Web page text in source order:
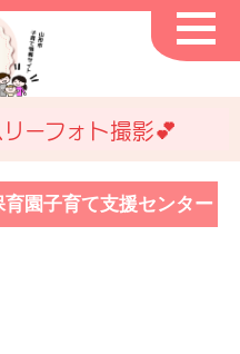
ーフォト撮影💕
育園子育て支援センター